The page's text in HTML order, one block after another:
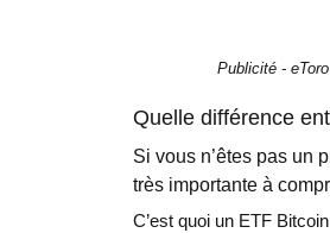
Publicité -
Quelle différence
Si vous n’êtes pas un
très importante à
C’est quoi un ETF